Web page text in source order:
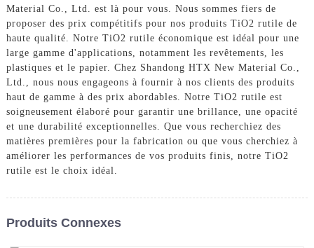
Material Co., Ltd. est là pour vous. Nous sommes fiers de
proposer des prix compétitifs pour nos produits TiO2 rutile de
haute qualité. Notre TiO2 rutile économique est idéal pour une
large gamme d'applications, notamment les revêtements, les
plastiques et le papier. Chez Shandong HTX New Material Co.,
Ltd., nous nous engageons à fournir à nos clients des produits
haut de gamme à des prix abordables. Notre TiO2 rutile est
soigneusement élaboré pour garantir une brillance, une opacité
et une durabilité exceptionnelles. Que vous recherchiez des
matières premières pour la fabrication ou que vous cherchiez à
améliorer les performances de vos produits finis, notre TiO2
rutile est le choix idéal.
Produits Connexes